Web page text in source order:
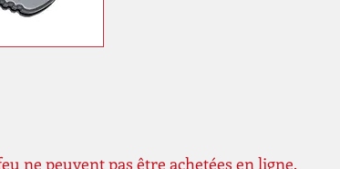
ne peuvent pas être achetées en ligne.